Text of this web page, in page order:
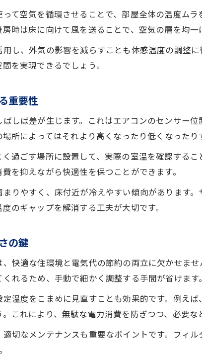
エアコン設定温度の適切な調整ポ
エアコン室温管理で快適な住環境
省エネと健康を両立する温度管理のコ
エアコン設定温度で省エネと健康を
エアコンと加湿器の併用で健康管理
省エネしながら快適なエアコン温
エアコンとサーキュレーター併用の
エアコン節約に役立つサーキュレ
て空気を循環させることで、部屋全体の温度ム
時は床に向けて風を送ることで、空気の層を均一
し、外気の影響を減らすことも体感温度の調整
を実現できるでしょう。
重要性
しば差が生じます。これはエアコンのセンサー
所によってはそれより高くなったり低くなったり
過ごす場所に設置して、実際の室温を確認する
を抑えながら快適性を保つことができます。
りやすく、床付近が冷えやすい傾向があります
のギャップを解消する工夫が大切です。
の鍵
快適な住環境と電気代の節約の両立に欠かせま
れるため、手動で細かく調整する手間が省けます。
温度をこまめに見直すことも効果的です。例え
これにより、無駄な電力消費を防ぎつつ、必要な
切なメンテナンスも重要なポイントです。フィ
お問い合わせ・ご相談はこちら
お問い合わせ・ご相談はこちら